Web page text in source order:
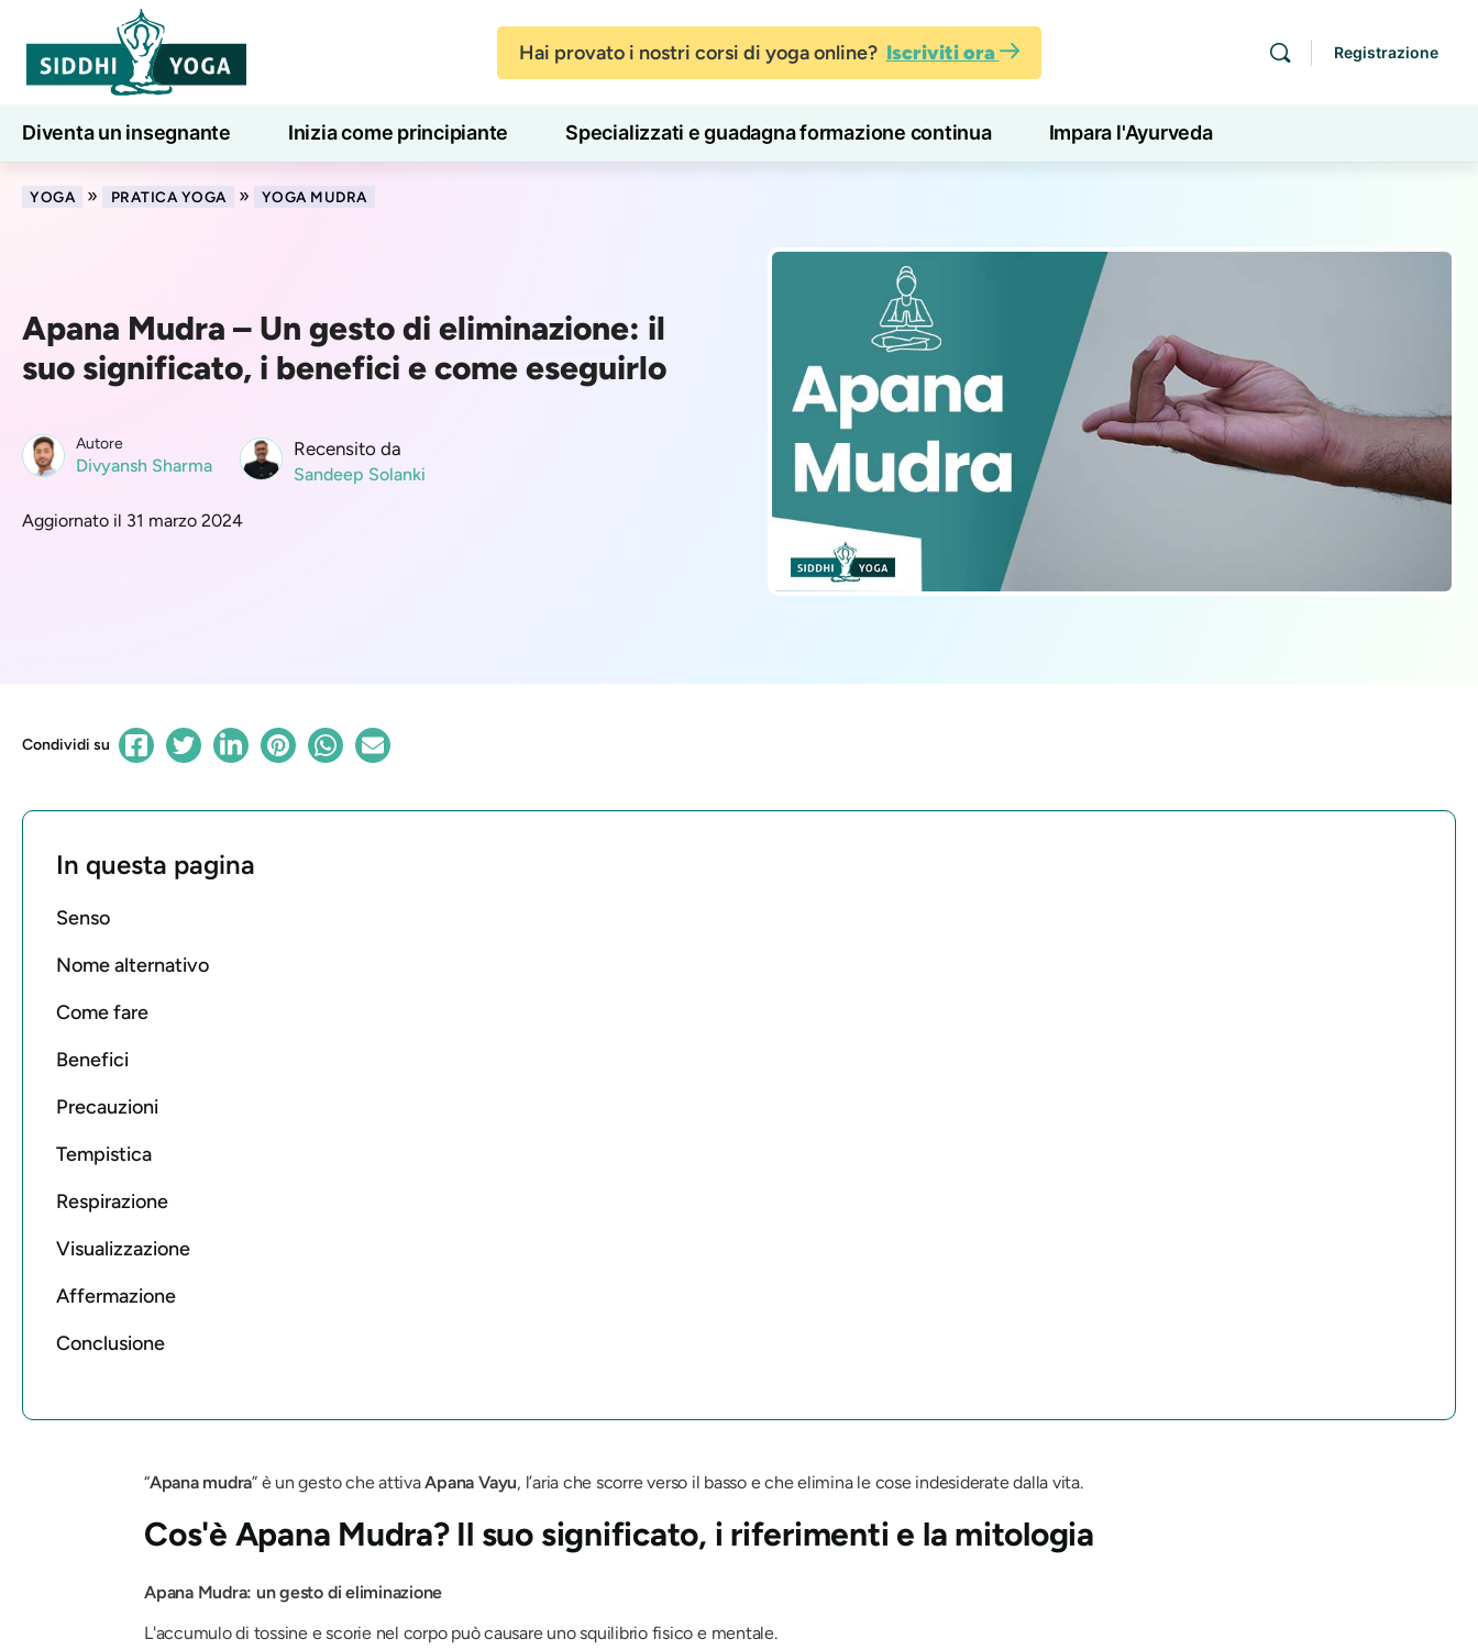
Hai provato i nostri corsi di yoga online? Iscriviti ora Registrazione
Diventa un insegnante Inizia come principiante Specializzati e guadagna formazione continua Impara l'Ayurveda
Lezioni di yoga online 7 giorni di benessere
YOGA » PRATICA YOGA » YOGA MUDRA
Apana Mudra – Un gesto di eliminazione: il
suo significato, i benefici e come eseguirlo
Autore
Divyansh Sharma
Recensito da
Sandeep Solanki
Aggiornato il 31 marzo 2024
Condividi su
In questa pagina
Senso
Nome alternativo
Come fare
Benefici
Precauzioni
Tempistica
Respirazione
Visualizzazione
Affermazione
Conclusione
“Apana mudra” è un gesto che attivaApana Vayu, l’aria che scorre verso il basso e che elimina le cose indesiderate dalla vita.
Cos'è Apana Mudra? Il suo significato, i riferimenti e la mitologia
Apana Mudra: un gesto di eliminazione
L'accumulo di tossine e scorie nel corpo può causare uno squilibrio fisico e mentale.